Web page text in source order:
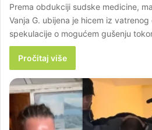
Prema obdukciji sudske medicine,
Vanja G. ubijena je hicem iz
spekulacije o mogućem gušenju
Pročitaj više